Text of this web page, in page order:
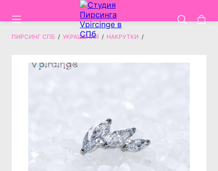
ПИРСИНГ СПБ / УКРАШЕНИЯ / НАКРУТКИ /